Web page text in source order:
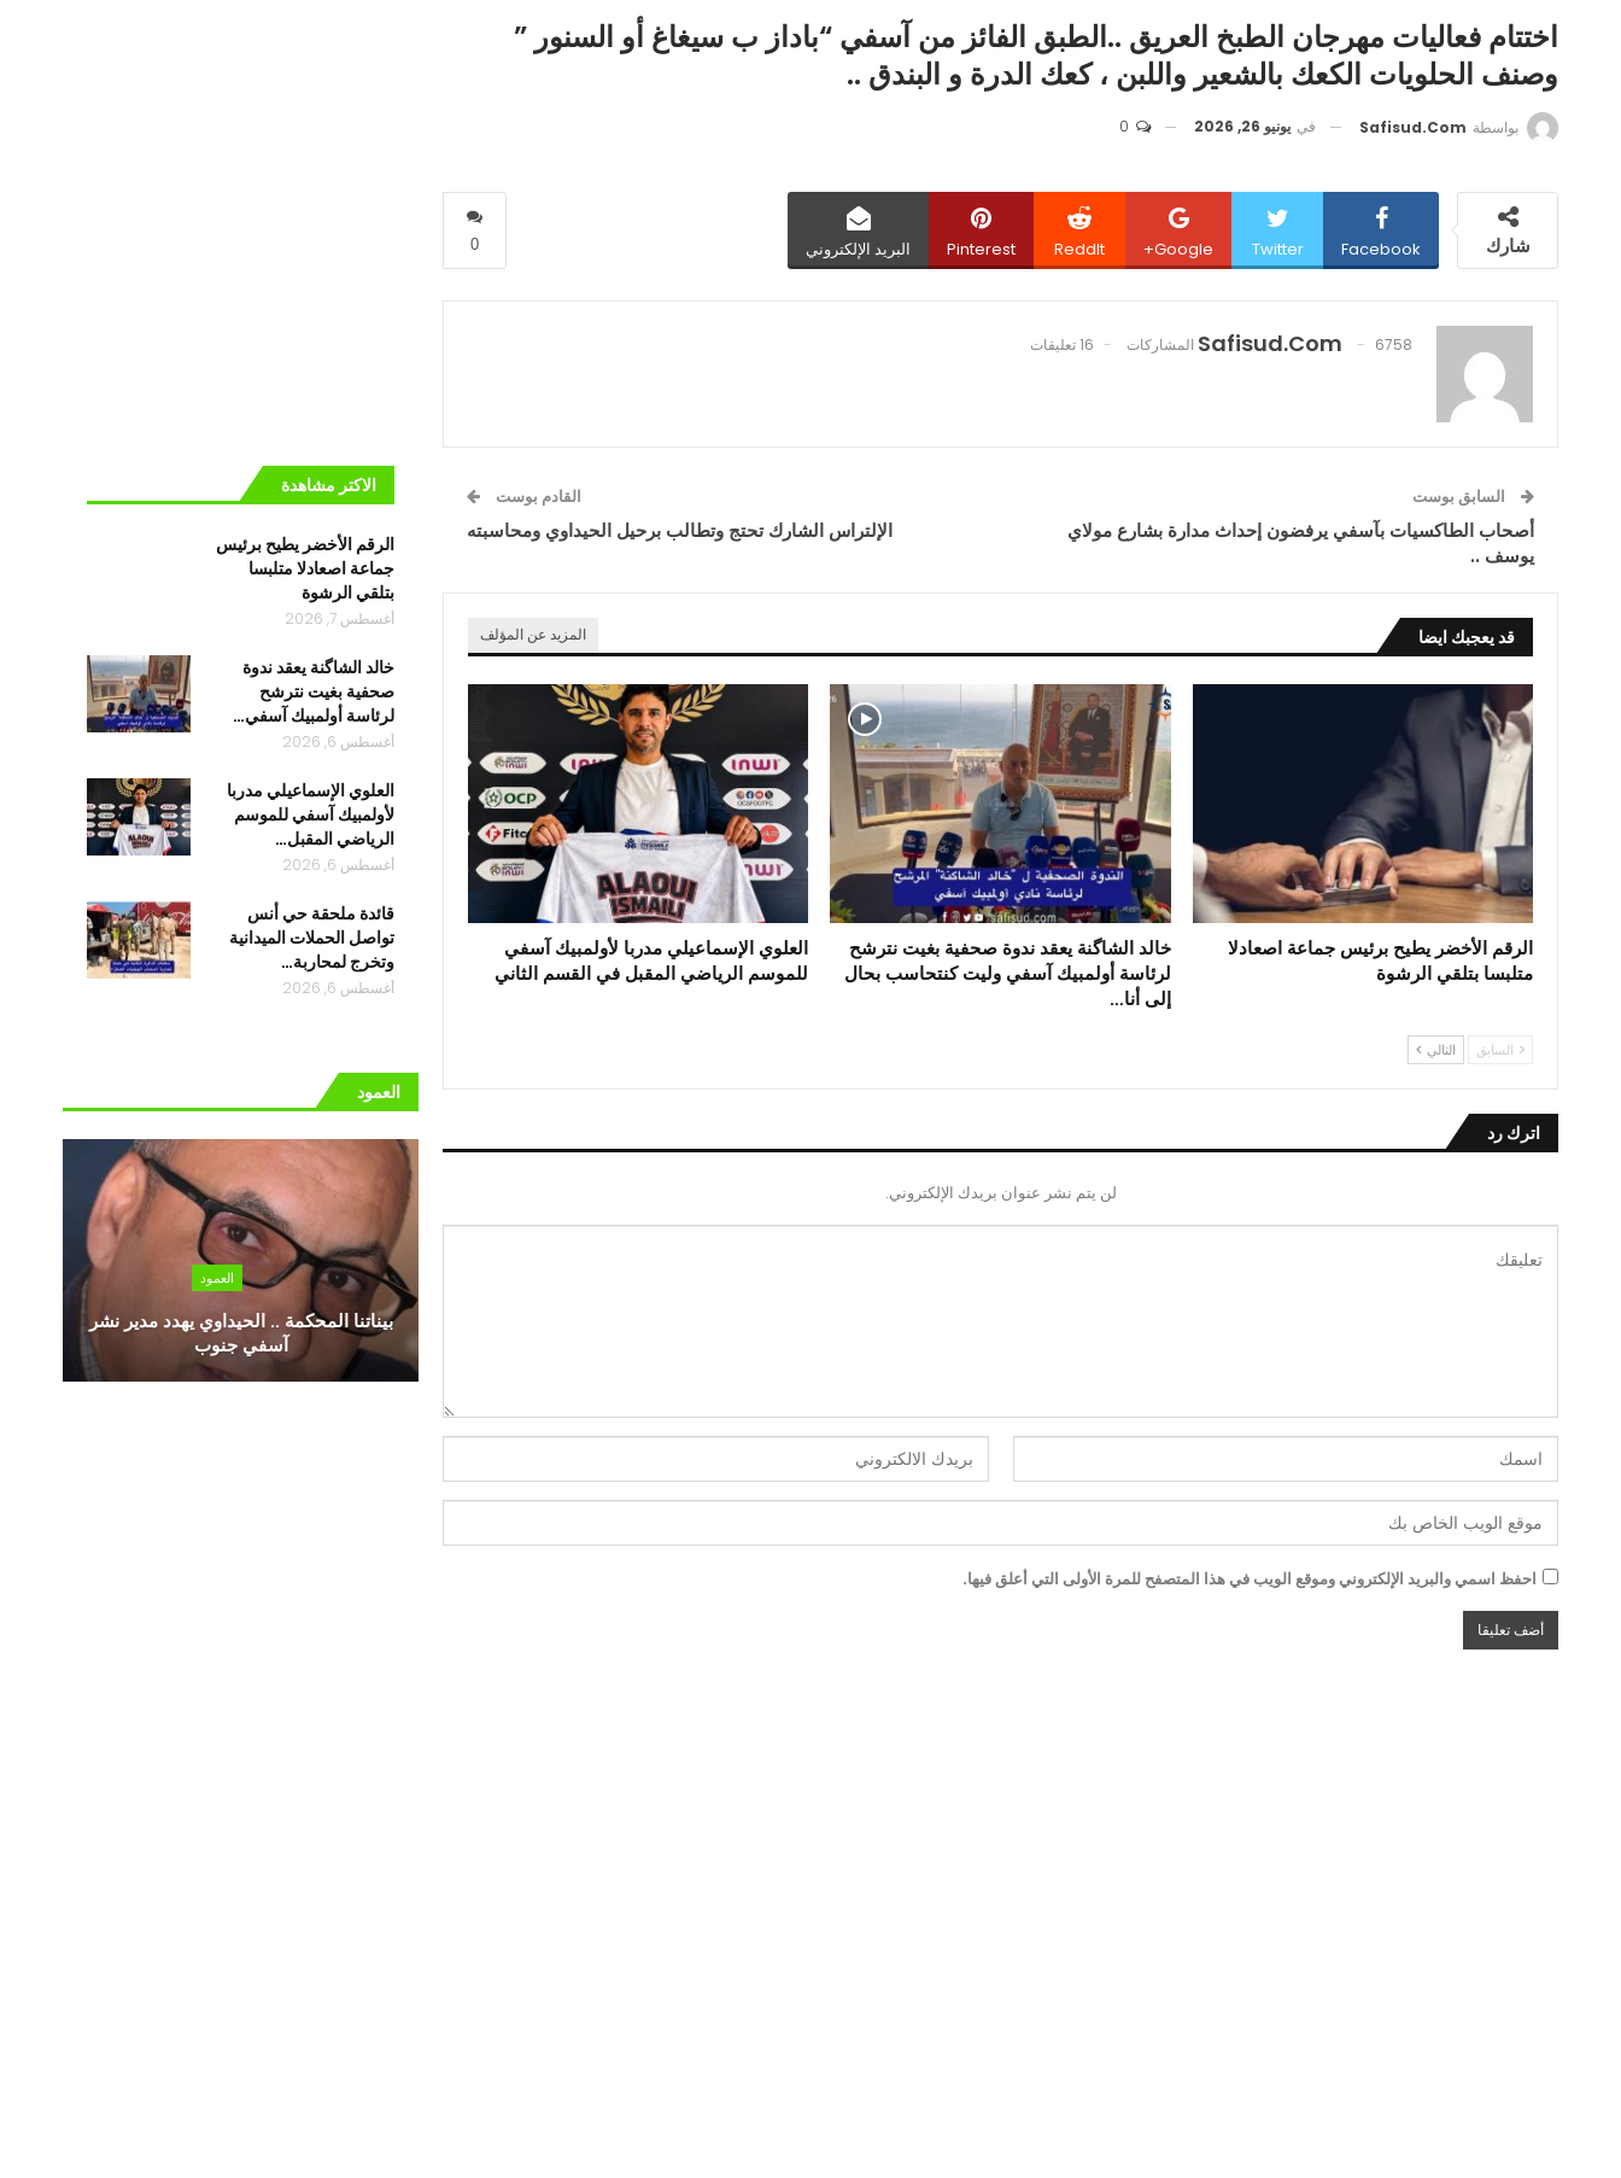
اختتام فعاليات مهرجان الطبخ العريق ..الطبق الفائز من آسفي “باداز ب سيغاغ أو السنور ”
وصنف الحلويات الكعك بالشعير واللبن ، كعك الدرة و البندق ..
بواسطة Safisud.com في يونيو 26, 2026
0 شارك Facebook
Twitter
Google+
ReddIt
Pinterest البريد الإلكتروني
Safisud.com 6758 المشاركات 16 تعليقات
السابق بوست
أصحاب الطاكسيات بآسفي يرفضون إحداث مدارة بشارع مولاي
يوسف ..
القادم بوست
الإلتراس الشارك تحتج وتطالب برحيل الحيداوي ومحاسبته
قد يعجبك ايضا المزيد عن المؤلف
الرقم الأخضر يطيح برئيس جماعة اصعادلا
متلبسا بتلقي الرشوة
خالد الشاگنة يعقد ندوة صحفية بغيت نترشح
لرئاسة أولمبيك آسفي وليت كنتحاسب بحال
إلى أنا…
العلوي الإسماعيلي مدربا لأولمبيك آسفي
للموسم الرياضي المقبل في القسم الثاني
السابق التالي
اترك رد
لن يتم نشر عنوان بريدك الإلكتروني.
احفظ اسمي والبريد الإلكتروني وموقع الويب في هذا المتصفح للمرة الأولى التي أعلق فيها.
الاكتر مشاهدة
الرقم الأخضر يطيح برئيس
جماعة اصعادلا متلبسا
بتلقي الرشوة
أغسطس 7, 2026
خالد الشاگنة يعقد ندوة
صحفية بغيت نترشح
لرئاسة أولمبيك آسفي…
أغسطس 6, 2026
العلوي الإسماعيلي مدربا
لأولمبيك آسفي للموسم
الرياضي المقبل…
أغسطس 6, 2026
قائدة ملحقة حي أنس
تواصل الحملات الميدانية
وتخرج لمحاربة…
أغسطس 6, 2026
العمود
العمود
بيناتنا المحكمة .. الحيداوي يهدد مدير نشر
آسفي جنوب